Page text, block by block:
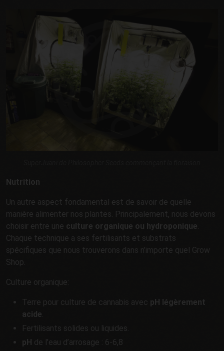
Nutrition
Un autre aspect fondamental est de savoir de quelle
manière alimenter nos plantes. Principalement, nous devons
choisir entre une culture organique ou hydroponique.
Chaque technique a ses fertilisants et substrats
spécifiques que nous trouverons dans n’importe quel Grow
Shop.
Culture organique:
Terre pour culture de cannabis avec pH légèrement
acide.
Fertilisants solides ou liquides.
pH de l’eau d’arrosage : 6-6,8